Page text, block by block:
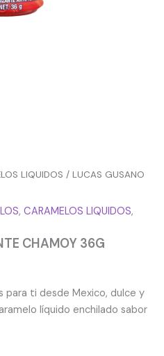
LIQUIDOS / LUCAS GUSANO
, CARAMELOS LIQUIDOS,
CHAMOY 36G
ti desde Mexico, dulce y
líquido enchilado sabor